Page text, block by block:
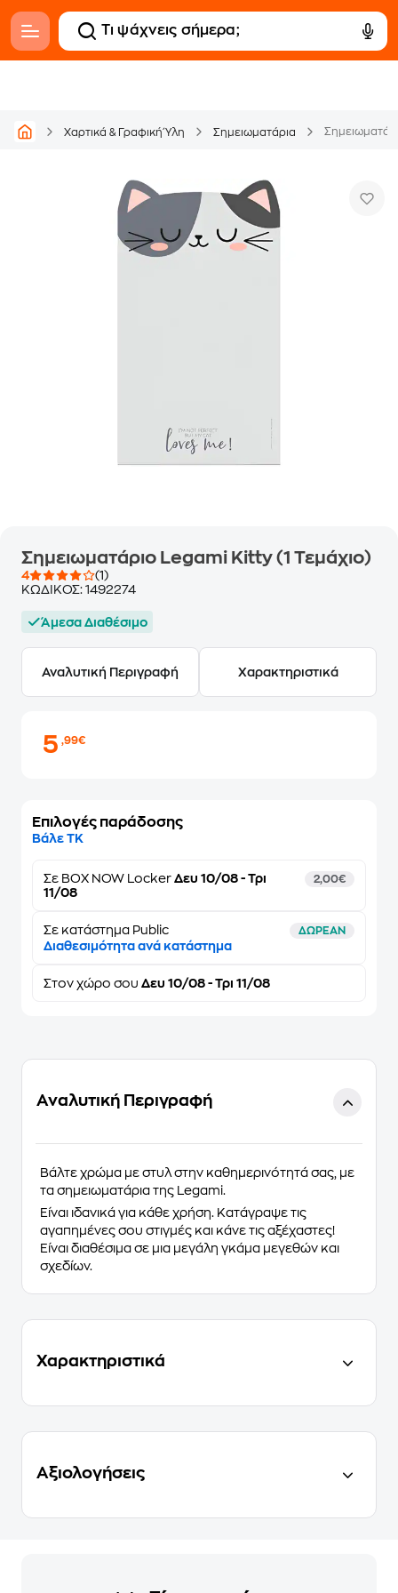
Χαρτικά & Γραφική Ύλη Σημειωματάρια
Σημειωματάριο Legami Kitty (1 Τεμάχιο)
4
(1)
ΚΩΔΙΚΟΣ: 1492274
Άμεσα Διαθέσιμο
Αναλυτική Περιγραφή Χαρακτηριστικά
5,99€
Επιλογές παράδοσης
Βάλε ΤΚ
Σε BOX NOW Locker Δευ 10/08 - Τρι
11/08
2,00€
Σε κατάστημα Public ΔΩΡΕΑΝ
Διαθεσιμότητα ανά κατάστημα
Στον χώρο σου Δευ 10/08 - Τρι 11/08
Αναλυτική Περιγραφή
Βάλτε χρώμα με στυλ στην καθημερινότητά σας, με
τα σημειωματάρια της Legami.
Είναι ιδανικά για κάθε χρήση. Κατάγραψε τις
αγαπημένες σου στιγμές και κάνε τις αξέχαστες!
Είναι διαθέσιμα σε μια μεγάλη γκάμα μεγεθών και
σχεδίων.
Χαρακτηριστικά
Αξιολογήσεις